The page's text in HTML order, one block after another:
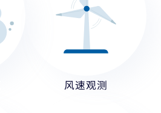
风速观测